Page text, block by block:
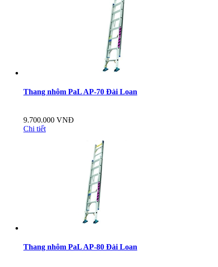
Thang nhôm PaL AP-70 Đài Loan
9.700.000 VNĐ
Chi tiết
Thang nhôm PaL AP-80 Đài Loan